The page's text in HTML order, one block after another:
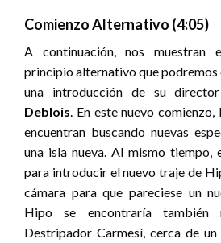
Comienzo Alternativo (4:05)
A continuación, nos muestran
principio alternativo que
una introducción de su
Deblois. En este nuevo
encuentran buscando nuevas
una isla nueva. Al mismo tiempo,
para introducir el nuevo traje de
cámara para que pareciese un
Hipo se encontraría
Destripador Carmesí, cerca de